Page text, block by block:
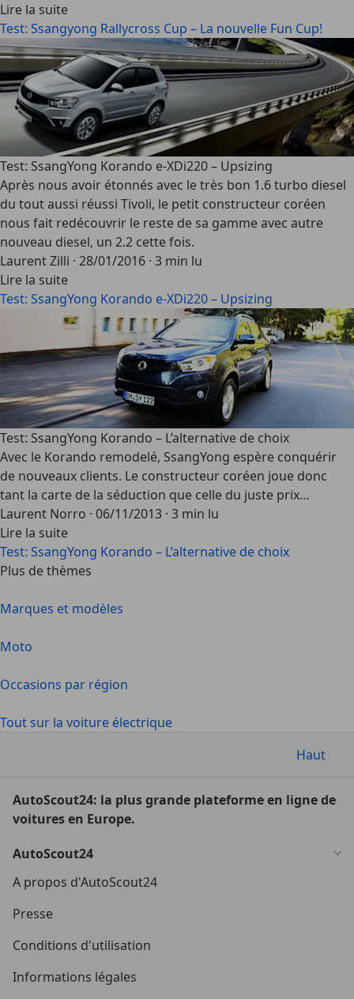
Lire la suite
Test: Ssangyong Rallycross Cup – La nouvelle Fun Cup!
Test: SsangYong Korando e-XDi220 – Upsizing
Après nous avoir étonnés avec le très bon 1.6 turbo diesel
du tout aussi réussi Tivoli, le petit constructeur coréen
nous fait redécouvrir le reste de sa gamme avec autre
nouveau diesel, un 2.2 cette fois.
Laurent Zilli · 28/01/2016 · 3 min lu
Lire la suite
Test: SsangYong Korando e-XDi220 – Upsizing
Test: SsangYong Korando – L’alternative de choix
Avec le Korando remodelé, SsangYong espère conquérir
de nouveaux clients. Le constructeur coréen joue donc
tant la carte de la séduction que celle du juste prix…
Laurent Norro · 06/11/2013 · 3 min lu
Lire la suite
Test: SsangYong Korando – L’alternative de choix
Plus de thèmes
Marques et modèles
Moto
Occasions par région
Tout sur la voiture électrique
Haut
AutoScout24: la plus grande plateforme en ligne de
voitures en Europe.
AutoScout24
A propos d'AutoScout24
Presse
Conditions d'utilisation
Informations légales